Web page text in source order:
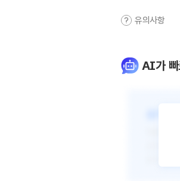
유의사항
AI가 빠